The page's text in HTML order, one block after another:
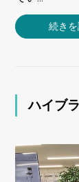
続き
ハイブ